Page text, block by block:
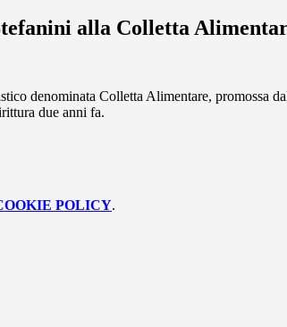
alla Colletta
denominata Colletta Alimentare, promossa
due anni fa.
POLICY.